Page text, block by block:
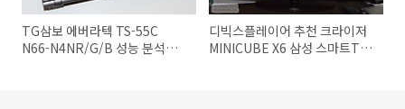
TG삼보 에버라텍 TS-55C
N66-N4NR/G/B 성능 분석편
디빅스플레이어 추천 크라이저
MINICUBE X6 삼성 스마트TV